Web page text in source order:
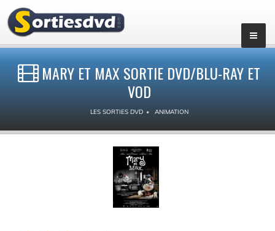
MARY ET MAX SORTIE DVD/BLU-RAY ET
VOD
LES SORTIES DVD ANIMATION